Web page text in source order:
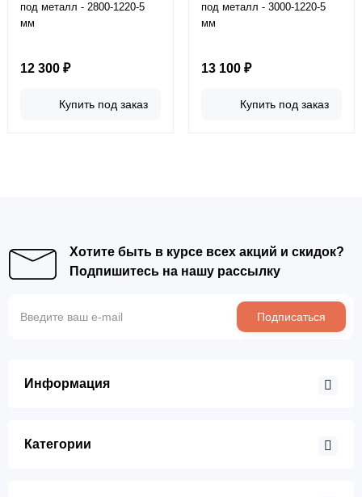
под металл - 2800-1220-5
мм
12 300 ₽
Купить под заказ
под металл - 3000-1220-5
мм
13 100 ₽
Купить под заказ
Хотите быть в курсе всех акций и скидок?
Подпишитесь на нашу рассылку
Подписаться
Информация
Категории